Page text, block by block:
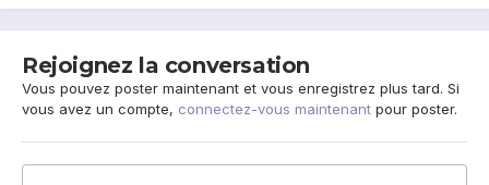
Rejoignez la conversation
Vous pouvez poster maintenant et vous enregistrez plus tard. Si
vous avez un compte, connectez-vous maintenant pour poster.